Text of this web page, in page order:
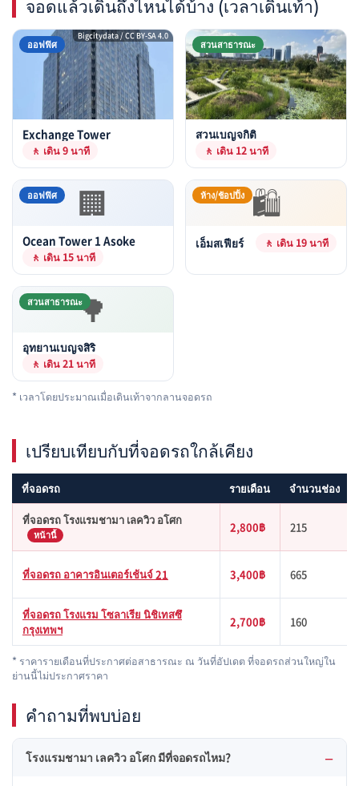
จอดแล้วเดินถึงไหนได้บ้าง (เวลาเดินเท้า)
Bigcitydata / CC BY-SA 4.0
ออฟฟิศ
Exchange Tower
🚶 เดิน 9 นาที
สวนสาธารณะ
สวนเบญจกิติ
🚶 เดิน 12 นาที
🏢
ออฟฟิศ
Ocean Tower 1 Asoke
🚶 เดิน 15 นาที
🛍
ห้าง/ช้อปปิ้ง
เอ็มสเฟียร์ 🚶 เดิน 19 นาที
🌳
สวนสาธารณะ
อุทยานเบญจสิริ
🚶 เดิน 21 นาที
* เวลาโดยประมาณเมื่อเดินเท้าจากลานจอดรถ
เปรียบเทียบกับที่จอดรถใกล้เคียง
ที่จอดรถ รายเดือน จำนวนช่อง
ที่จอดรถ โรงแรมชามา เลควิว อโศก
หน้านี้
2,800฿ 215
ที่จอดรถ อาคารอินเตอร์เช้นจ์ 21 3,400฿ 665
ที่จอดรถ โรงแรม โซลาเรีย นิชิเทสซึ
กรุงเทพฯ
2,700฿ 160
* ราคารายเดือนที่ประกาศต่อสาธารณะ ณ วันที่อัปเดต ที่จอดรถส่วนใหญ่ใน
ย่านนี้ไม่ประกาศราคา
คำถามที่พบบ่อย
โรงแรมชามา เลควิว อโศก มีที่จอดรถไหม?